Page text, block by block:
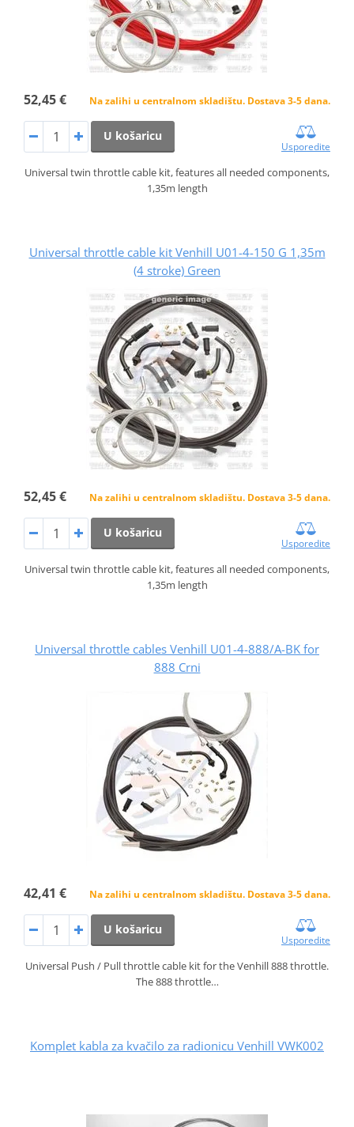
52,45 € Na zalihi u centralnom skladištu. Dostava 3-5 dana.
U košaricu
Usporedite
Universal twin throttle cable kit, features all needed components,
1,35m length
Universal throttle cable kit Venhill U01-4-150 G 1,35m
(4 stroke) Green
52,45 € Na zalihi u centralnom skladištu. Dostava 3-5 dana.
U košaricu
Usporedite
Universal twin throttle cable kit, features all needed components,
1,35m length
Universal throttle cables Venhill U01-4-888/A-BK for
888 Crni
42,41 € Na zalihi u centralnom skladištu. Dostava 3-5 dana.
U košaricu
Usporedite
Universal Push / Pull throttle cable kit for the Venhill 888 throttle.
The 888 throttle…
Komplet kabla za kvačilo za radionicu Venhill VWK002